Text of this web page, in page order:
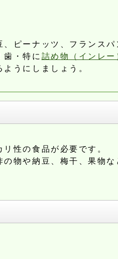
ピーナッツ、フランス
歯・特に 詰め物（インレー
うにしましょう。
性の食品が必要です。
物や納豆、梅干、果物な